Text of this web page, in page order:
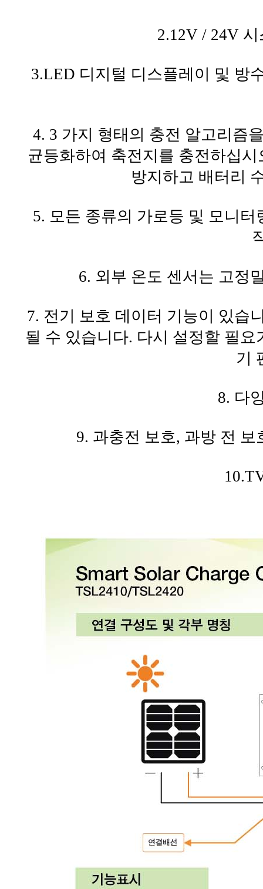
2.12V / 24V
3.LED 디지털 디스플레이 및 방
4. 3 가지 형태의 충전 알고리즘
균등화하여 축전지를 충전하십
방지하고 배터리
5. 모든 종류의 가로등 및 모니
6. 외부 온도 센서는 고정
7. 전기 보호 데이터 기능이 있습
될 수 있습니다. 다시 설정할 필
기
8. 다
9. 과충전 보호, 과방 전